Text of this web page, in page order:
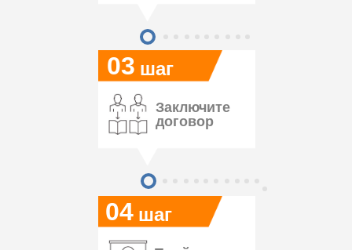
04
03 шаг
шаг
Заключите
договор